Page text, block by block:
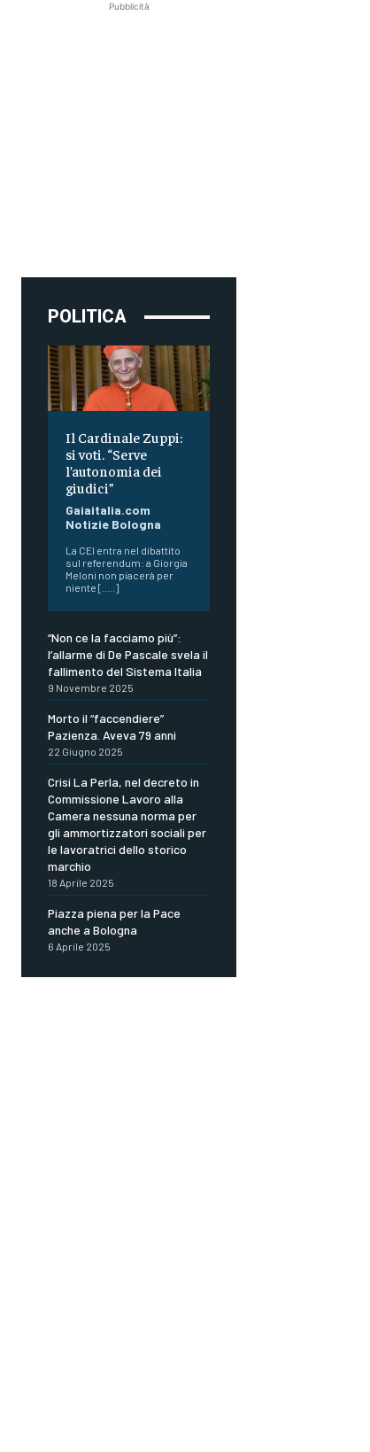
Pubblicità
POLITICA
Il Cardinale Zuppi:
si voti. “Serve
l’autonomia dei
giudici”
Gaiaitalia.com
Notizie Bologna
La CEI entra nel dibattito
sul referendum: a Giorgia
Meloni non piacerà per
niente [.....]
“Non ce la facciamo più”:
l’allarme di De Pascale svela il
fallimento del Sistema Italia
9 Novembre 2025
Morto il “faccendiere”
Pazienza. Aveva 79 anni
22 Giugno 2025
Crisi La Perla, nel decreto in
Commissione Lavoro alla
Camera nessuna norma per
gli ammortizzatori sociali per
le lavoratrici dello storico
marchio
18 Aprile 2025
Piazza piena per la Pace
anche a Bologna
6 Aprile 2025